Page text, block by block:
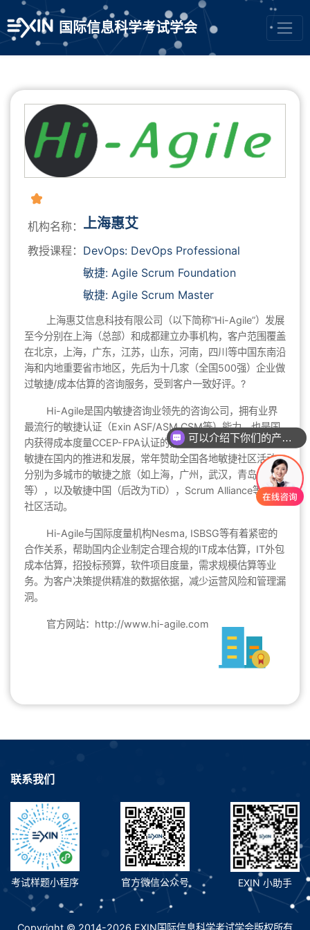
国际信息科学考试学会
机构名称： 上海惠艾
教授课程： DevOps: DevOps Professional
敏捷: Agile Scrum Foundation
敏捷: Agile Scrum Master
上海惠艾信息科技有限公司（以下简称“Hi-Agile”）发展
至今分别在上海（总部）和成都建立办事机构，客户范围覆盖
在北京，上海，广东，江苏，山东，河南，四川等中国东南沿
海和内地重要省市地区，先后为十几家（全国500强）企业做
过敏捷/成本估算的咨询服务，受到客户一致好评。?
Hi-Agile是国内敏捷咨询业领先的咨询公司，拥有业界
最流行的敏捷认证（Exin ASF/ASM,CSM等）能力，也是国
内获得成本度量CCEP-FPA认证的授权认证机构。公司为支持
敏捷在国内的推进和发展，常年赞助全国各地敏捷社区活动，
分别为多城市的敏捷之旅（如上海，广州，武汉，青岛，珠海
等），以及敏捷中国（后改为TiD），Scrum Alliance等大型
社区活动。
Hi-Agile与国际度量机构Nesma, ISBSG等有着紧密的
合作关系，帮助国内企业制定合理合规的IT成本估算，IT外包
成本估算，招投标预算，软件项目度量，需求规模估算等业
务。为客户决策提供精准的数据依据，减少运营风险和管理漏
洞。
官方网站：http://www.hi-agile.com
联系我们
考试样题小程序 官方微信公众号 EXIN 小助手
可以介绍下你们的产品么？